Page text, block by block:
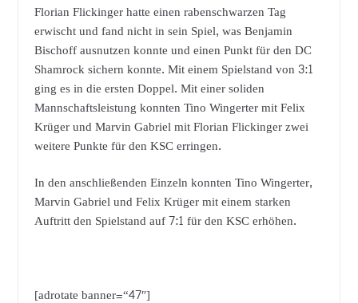
Florian Flickinger hatte einen rabenschwarzen Tag
erwischt und fand nicht in sein Spiel, was Benjamin
Bischoff ausnutzen konnte und einen Punkt für den DC
Shamrock sichern konnte. Mit einem Spielstand von 3:1
ging es in die ersten Doppel. Mit einer soliden
Mannschaftsleistung konnten Tino Wingerter mit Felix
Krüger und Marvin Gabriel mit Florian Flickinger zwei
weitere Punkte für den KSC erringen.
In den anschließenden Einzeln konnten Tino Wingerter,
Marvin Gabriel und Felix Krüger mit einem starken
Auftritt den Spielstand auf 7:1 für den KSC erhöhen.
[adrotate banner=“47″]